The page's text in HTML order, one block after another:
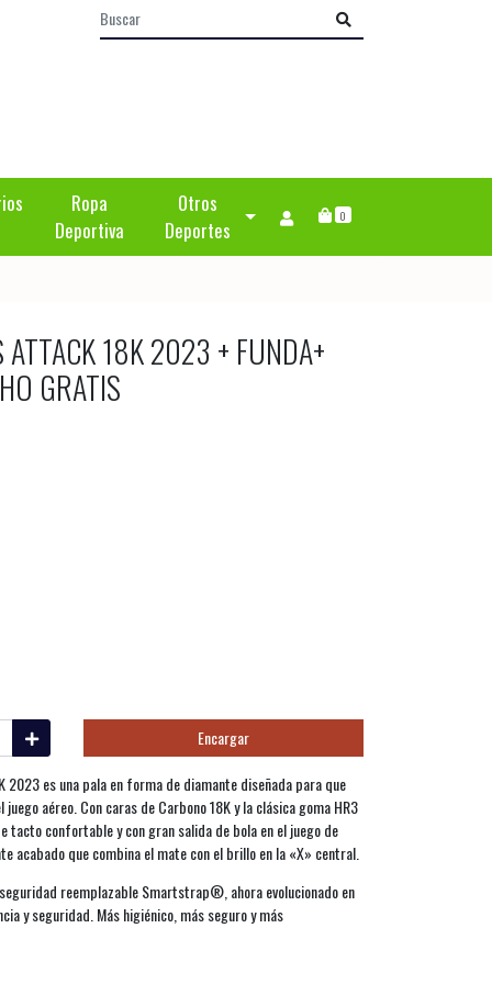
Ropa
Deportiva
Otros
Deportes
0
ATTACK 18K 2023 + FUNDA+
GRATIS
Encargar
2023 es una pala en forma de diamante diseñada para que
aéreo. Con caras de Carbono 18K y la clásica goma HR3
tacto confortable y con gran salida de bola en el juego de
acabado que combina el mate con el brillo en la «X» central.
reemplazable Smartstrap®, ahora evolucionado en
y seguridad. Más higiénico, más seguro y más